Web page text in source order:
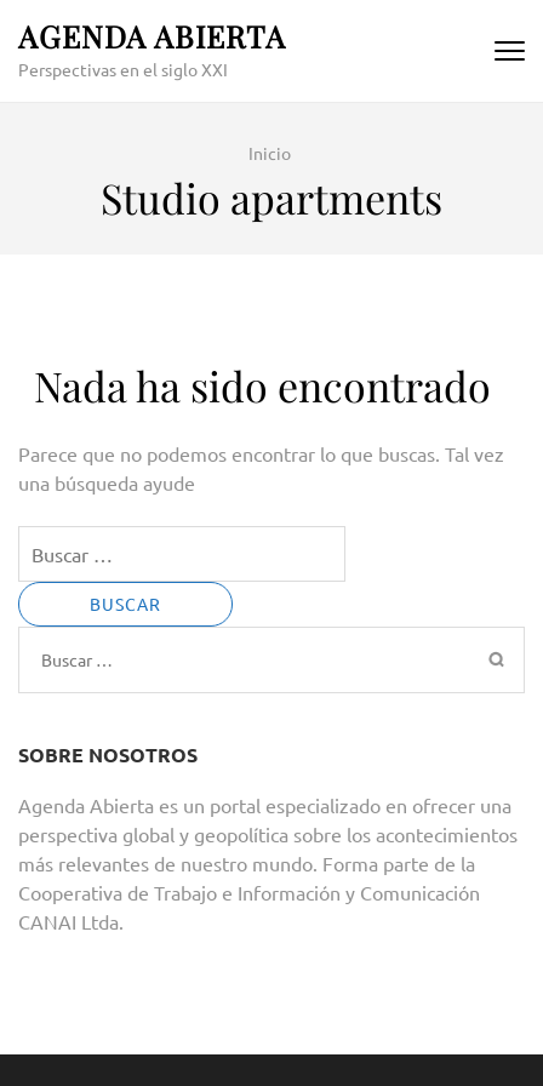
content
AGENDA ABIERTA
Perspectivas en el siglo XXI
Inicio
Studio apartments
Nada ha sido encontrado
Parece que no podemos encontrar lo que buscas. Tal vez
una búsqueda ayude
Buscar:
SOBRE NOSOTROS
Agenda Abierta es un portal especializado en ofrecer una
perspectiva global y geopolítica sobre los acontecimientos
más relevantes de nuestro mundo. Forma parte de la
Cooperativa de Trabajo e Información y Comunicación
CANAI Ltda.